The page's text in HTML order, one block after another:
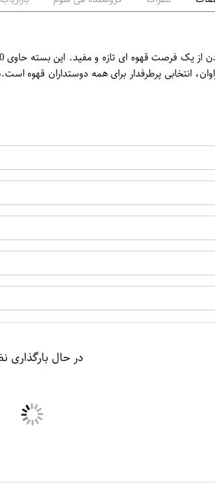
انتخابی پرطرفدار برای همه دوستداران قهوه
در حال بارگذاری